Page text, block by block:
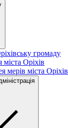
громаду
міста Оріхів
мерів міста Оріхів